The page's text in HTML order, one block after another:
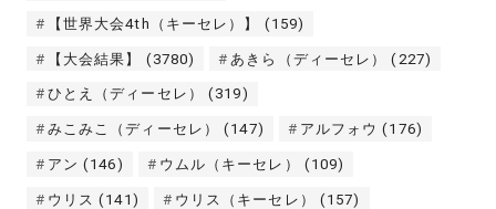
【世界大会4th（キーセレ）】 (159)
【大会結果】 (3780) あきら（ディーセレ） (227)
ひとえ（ディーセレ） (319)
みこみこ（ディーセレ） (147) アルフォウ (176)
アン (146) ウムル（キーセレ） (109)
ウリス (141) ウリス（キーセレ） (157)